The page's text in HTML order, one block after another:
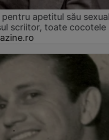
apetitul său
scriitor, toate cocotele